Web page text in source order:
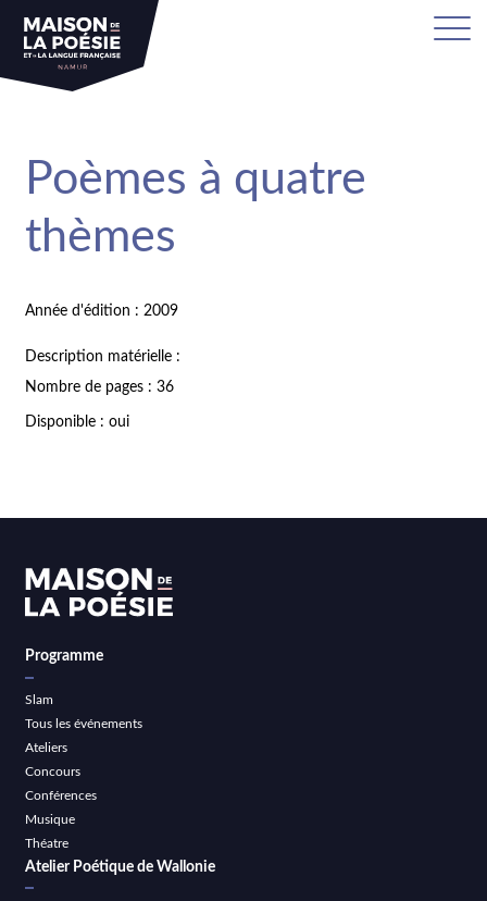
Poèmes à quatre
thèmes
Année d'édition : 2009
Description matérielle :
Nombre de pages : 36
Disponible : oui
Programme
Slam
Tous les événements
Ateliers
Concours
Conférences
Musique
Théatre
Atelier Poétique de Wallonie